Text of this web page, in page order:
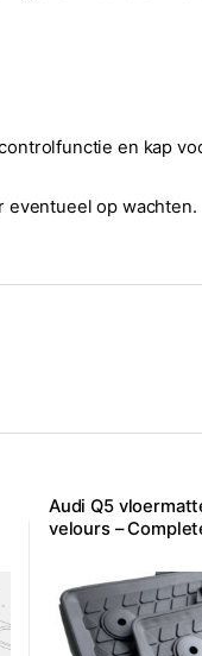
en kap
eventueel op wachten.
Audi Q5
velours –